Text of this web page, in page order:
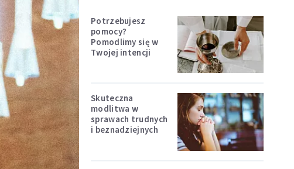
Potrzebujesz
pomocy?
Pomodlimy się w
Twojej intencji
Skuteczna
modlitwa w
sprawach trudnych
i beznadziejnych